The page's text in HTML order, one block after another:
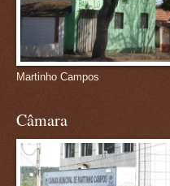
Martinho Campos
Câmara